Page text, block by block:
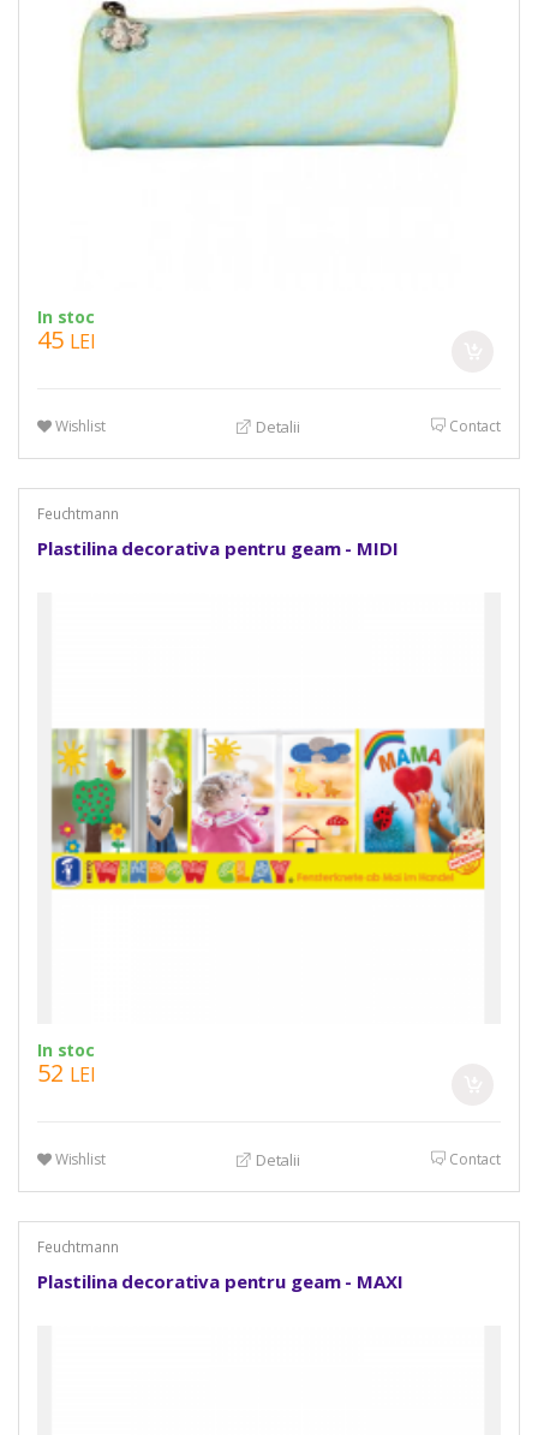
In stoc
45 LEI
Wishlist Detalii Contact
Feuchtmann
Plastilina decorativa pentru geam - MIDI
In stoc
52 LEI
Wishlist Detalii Contact
Feuchtmann
Plastilina decorativa pentru geam - MAXI